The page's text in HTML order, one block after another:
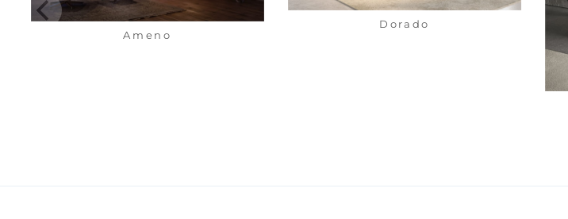
Ameno
Dorado